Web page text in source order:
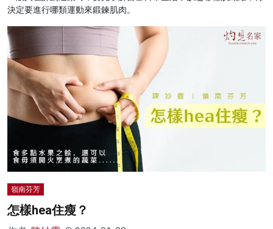
決定要進行哪類運動來鍛鍊肌肉。
嶺南芬芳
怎樣hea住瘦？